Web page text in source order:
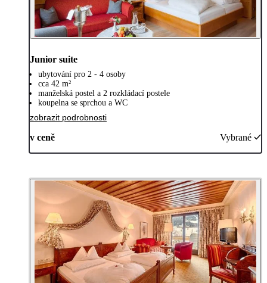
Junior suite
ubytování pro 2 - 4 osoby
cca 42 m²
manželská postel a 2 rozkládací postele
koupelna se sprchou a WC
zobrazit podrobnosti
v ceně Vybrané